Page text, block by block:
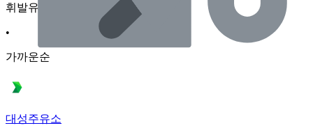
휘발유
•
가까운순
대성주유소